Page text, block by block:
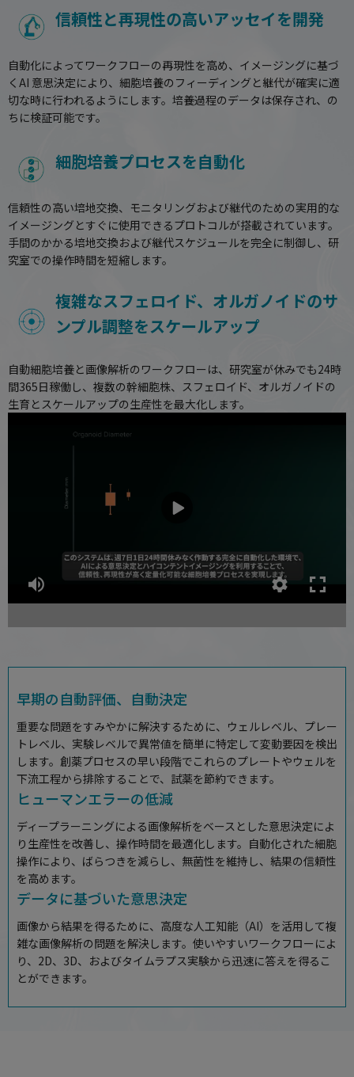
信頼性と再現性の高いアッセイを開発
自動化によってワークフローの再現性を高め、イメージングに基づ
くAI 意思決定により、細胞培養のフィーディングと継代が確実に適
切な時に行われるようにします。培養過程のデータは保存され、の
ちに検証可能です。
細胞培養プロセスを自動化
信頼性の高い培地交換、モニタリングおよび継代のための実用的な
イメージングとすぐに使用できるプロトコルが搭載されています。
手間のかかる培地交換および継代スケジュールを完全に制御し、研
究室での操作時間を短縮します。
複雑なスフェロイド、オルガノイドのサ
ンプル調整をスケールアップ
自動細胞培養と画像解析のワークフローは、研究室が休みでも24時
間365日稼働し、複数の幹細胞株、スフェロイド、オルガノイドの
生育とスケールアップの生産性を最大化します。
早期の自動評価、自動決定
重要な問題をすみやかに解決するために、ウェルレベル、プレー
トレベル、実験レベルで異常値を簡単に特定して変動要因を検出
します。創薬プロセスの早い段階でこれらのプレートやウェルを
下流工程から排除することで、試薬を節約できます。
ヒューマンエラーの低減
ディープラーニングによる画像解析をベースとした意思決定によ
り生産性を改善し、操作時間を最適化します。自動化された細胞
操作により、ばらつきを減らし、無菌性を維持し、結果の信頼性
を高めます。
データに基づいた意思決定
画像から結果を得るために、高度な人工知能（AI）を活用して複
雑な画像解析の問題を解決します。使いやすいワークフローによ
り、2D、3D、およびタイムラプス実験から迅速に答えを得るこ
とができます。